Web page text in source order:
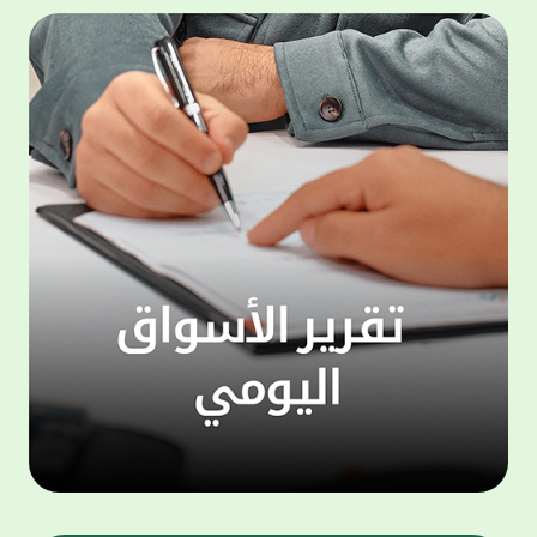
500,000 دينار، وجائزة شهرية بقيمة 100,000
دينار. وتعتبر هذه الحملة الجديدة من جوائز
حساب "الحصاد" سارية اعتبارا من شهر يناير
للعام الجاري، لتكون بمثابة مفاجأة سارة للعملاء
بالتزامن مع استئناف حملات السحوبات التي تتم
على الحسابات الاستثمارية والتي تجري تحت
إشراف جهات تدقيق مستقلة استعان بها البنك
لضمان أعلى مستويات النزاهة والشفافية.
ويهتم بيت التمويل الكويتي بتطوير مزايا حساب
"الحصاد"، والذي يعد من أبرز المنتجات المصرفية
التي يقدمها البنك نظرا لما حققه من إقبال
لافت وما حظي به من ثقة كبيرة من العملاء.
ويمنح حساب "الحصاد" فرصاً متزايدة للفوز حيث
وتزيد هذه الفرص كلما زاد العميل من مدة
احتفاظه برصيده، ليصبح الطريق إلى لقب
"مليونير بيت التمويل" أقرب وأكثر واقعية.
وبالنسبة لحساب "الرابح" فهو حساب مخصص